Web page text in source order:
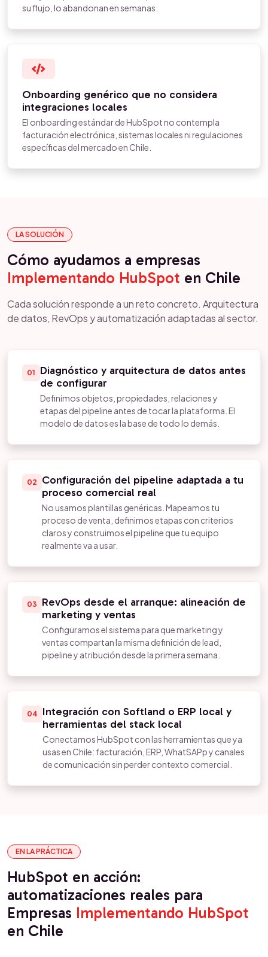
su flujo, lo abandonan en semanas.
Onboarding genérico que no considera
integraciones locales
El onboarding estándar de HubSpot no contempla
facturación electrónica, sistemas locales ni regulaciones
específicas del mercado en Chile.
LA SOLUCIÓN
Cómo ayudamos a empresas
Implementando HubSpot en Chile
Cada solución responde a un reto concreto. Arquitectura
de datos, RevOps y automatización adaptadas al sector.
01
Diagnóstico y arquitectura de datos antes
de configurar
Definimos objetos, propiedades, relaciones y
etapas del pipeline antes de tocar la plataforma. El
modelo de datos es la base de todo lo demás.
02
Configuración del pipeline adaptada a tu
proceso comercial real
No usamos plantillas genéricas. Mapeamos tu
proceso de venta, definimos etapas con criterios
claros y construimos el pipeline que tu equipo
realmente va a usar.
03
RevOps desde el arranque: alineación de
marketing y ventas
Configuramos el sistema para que marketing y
ventas compartan la misma definición de lead,
pipeline y atribución desde la primera semana.
04
Integración con Softland o ERP local y
herramientas del stack local
Conectamos HubSpot con las herramientas que ya
usas en Chile: facturación, ERP, WhatSAPp y canales
de comunicación sin perder contexto comercial.
EN LA PRÁCTICA
HubSpot en acción:
automatizaciones reales para
Empresas Implementando HubSpot
en Chile